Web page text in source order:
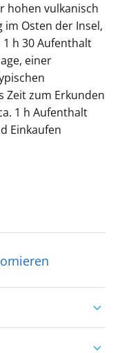
hohen vulkanisch
Osten der Insel,
1 h 30 Aufenthalt
einer
Zeit zum Erkunden
1 h Aufenthalt
Einkaufen
sind
aber in
dort
die
bieten
bis kurz